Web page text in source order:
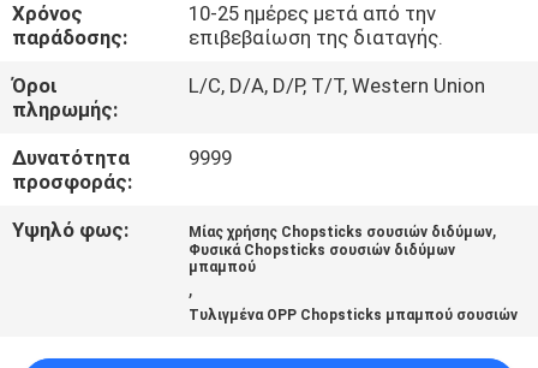
ΕΠΑΦΉ
ΜΕ
ΕΙΔΉΣΕΙΣ
SITEMAP
Χρόνος
παράδοσης:
10-25 ημέρες μετά από την
επιβεβαίωση της διαταγής.
Όροι
πληρωμής:
L/C, D/A, D/P, T/T, Western Union
Δυνατότητα
προσφοράς:
9999
Υψηλό φως: Μίας χρήσης Chopsticks σουσιών διδύμων,
Φυσικά Chopsticks σουσιών διδύμων
μπαμπού
,
Τυλιγμένα OPP Chopsticks μπαμπού σουσιών